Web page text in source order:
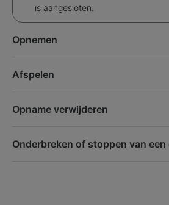
is aangesloten.
Opnemen
Afspelen
Opname verwijderen
Onderbreken of stoppen van een